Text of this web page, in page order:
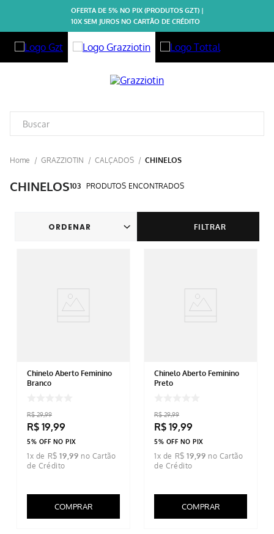
OFERTA DE 5% NO PIX (PRODUTOS GZT) |
10X SEM JUROS NO CARTÃO DE CRÉDITO
GRAZZIOTIN CALÇADOS CHINELOS
CHINELOS103 PRODUTOS
FILTRAR
Chinelo Aberto Feminino
Branco
R$ 29,99
R$ 19,99
5% OFF NO PIX
1x de R$ 19,99
COMPRAR
Chinelo Aberto Feminino
Preto
R$ 29,99
R$ 19,99
5% OFF NO PIX
1x de R$ 19,99
COMPRAR